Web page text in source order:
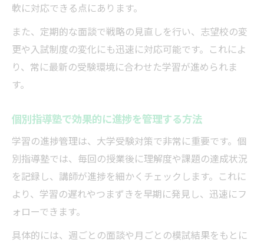
軟に対応できる点にあります。
また、定期的な面談で戦略の見直しを行い、志望校の変
更や入試制度の変化にも迅速に対応可能です。これによ
り、常に最新の受験環境に合わせた学習が進められま
す。
個別指導塾で効果的に進捗を管理する方法
学習の進捗管理は、大学受験対策で非常に重要です。個
別指導塾では、毎回の授業後に理解度や課題の達成状況
を記録し、講師が進捗を細かくチェックします。これに
より、学習の遅れやつまずきを早期に発見し、迅速にフ
ォローできます。
具体的には、週ごとの面談や月ごとの模試結果をもとに